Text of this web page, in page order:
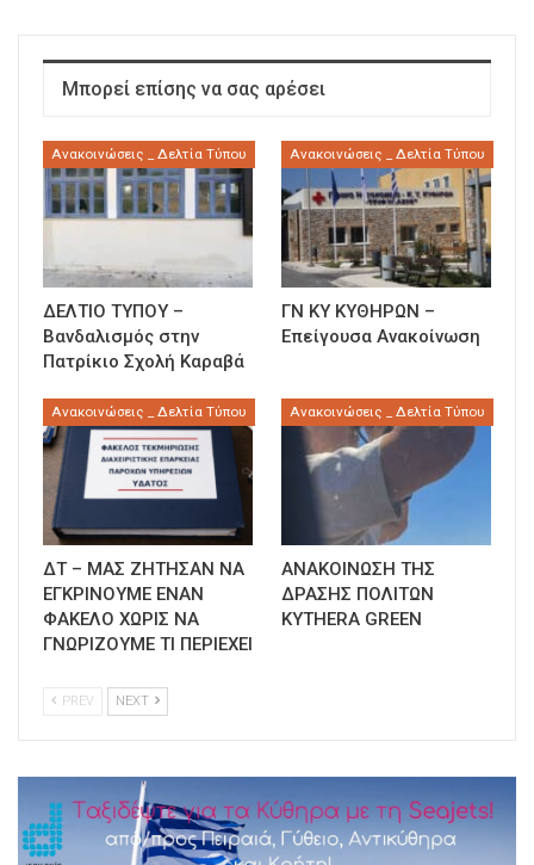
Μπορεί επίσης να σας αρέσει
Ανακοινώσεις _ Δελτία Τύπου
ΔΕΛΤΙΟ ΤΥΠΟΥ –
Βανδαλισμός στην
Πατρίκιο Σχολή Καραβά
Ανακοινώσεις _ Δελτία Τύπου
ΓΝ ΚΥ ΚΥΘΗΡΩΝ –
Επείγουσα Ανακοίνωση
Ανακοινώσεις _ Δελτία Τύπου
ΔΤ – ΜΑΣ ΖΗΤΗΣΑΝ ΝΑ
ΕΓΚΡΙΝΟΥΜΕ ΕΝΑΝ
ΦΑΚΕΛΟ ΧΩΡΙΣ ΝΑ
ΓΝΩΡΙΖΟΥΜΕ ΤΙ ΠΕΡΙΕΧΕΙ
Ανακοινώσεις _ Δελτία Τύπου
ΑΝΑΚΟΙΝΩΣΗ ΤΗΣ
ΔΡΑΣΗΣ ΠΟΛΙΤΩΝ
KYTHERA GREEN
PREV NEXT